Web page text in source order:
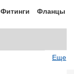
Фитинги Фланцы
Еще